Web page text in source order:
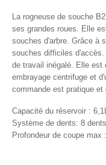
La rogneuse de souche
ses grandes roues. Elle
souches d'arbre. Grâce à
souches difficiles
de travail inégalé. Elle est
embrayage centrifuge et
commande est pratique et
Capacité du réservoir : 6,1L
Système de dents: 8
Profondeur de coupe max